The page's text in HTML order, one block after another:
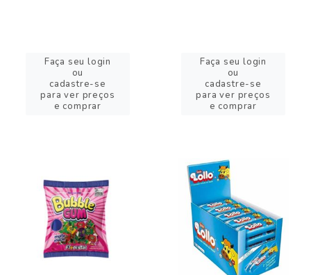
Faça seu login
ou
cadastre-se
para ver preços
e comprar
Faça seu login
ou
cadastre-se
para ver preços
e comprar